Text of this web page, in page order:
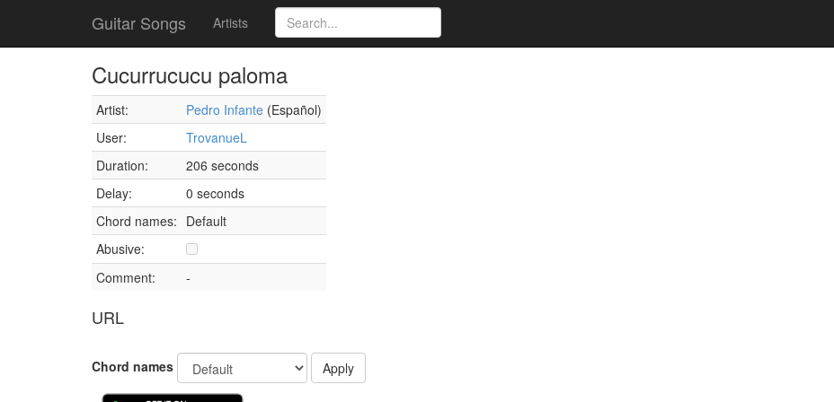
Guitar Songs Artists
Cucurrucucu paloma
Artist: Pedro Infante (Español)
User:
TrovanueL
Duration:
206 seconds
Delay:
0 seconds
Chord names: Default
Abusive:
Comment:
-
URL
Chord names Apply